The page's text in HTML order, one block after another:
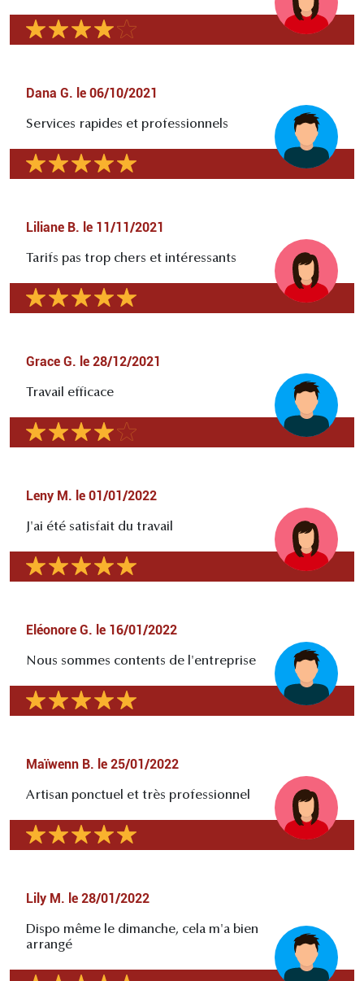
Dana G. le 06/10/2021
Services rapides et professionnels
Liliane B. le 11/11/2021
Tarifs pas trop chers et intéressants
Grace G. le 28/12/2021
Travail efficace
Leny M. le 01/01/2022
J'ai été satisfait du travail
Eléonore G. le 16/01/2022
Nous sommes contents de l'entreprise
Maïwenn B. le 25/01/2022
Artisan ponctuel et très professionnel
Lily M. le 28/01/2022
Dispo même le dimanche, cela m'a bien
arrangé